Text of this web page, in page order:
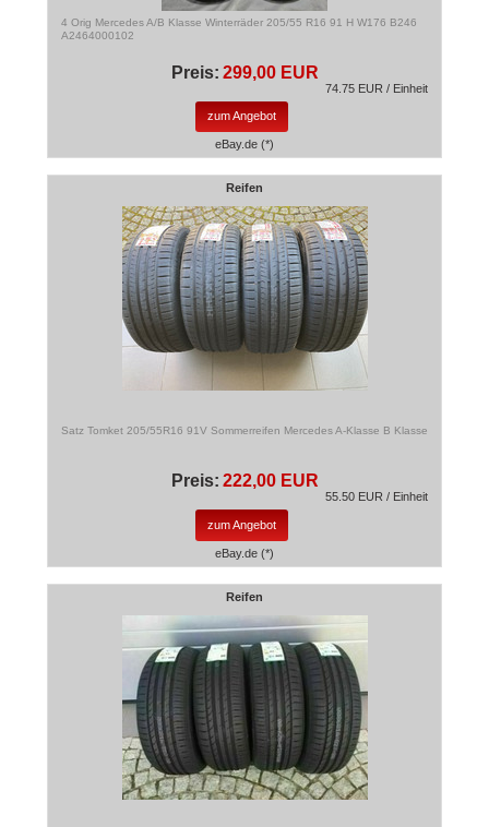
4 Orig Mercedes A/B Klasse Winterräder 205/55 R16 91 H W176 B246
A2464000102
Preis: 299,00 EUR
74.75 EUR / Einheit
zum Angebot
eBay.de (*)
Reifen
Satz Tomket 205/55R16 91V Sommerreifen Mercedes A-Klasse B Klasse
Preis: 222,00 EUR
55.50 EUR / Einheit
zum Angebot
eBay.de (*)
Reifen